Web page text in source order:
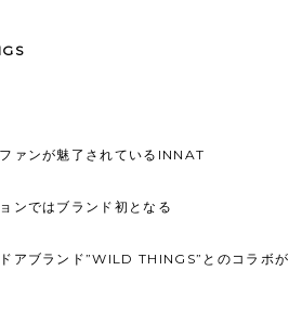
ァンが魅了されているINNAT
ンではブランド初となる
アブランド”WILD THINGS”とのコラボが